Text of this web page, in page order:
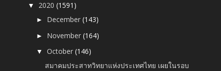
▼ 2020(1591)
► December(143)
► November(164)
▼October(146)
สมาคมประสาทวิทยาแห่งประเทศไทย เผยในรอบ